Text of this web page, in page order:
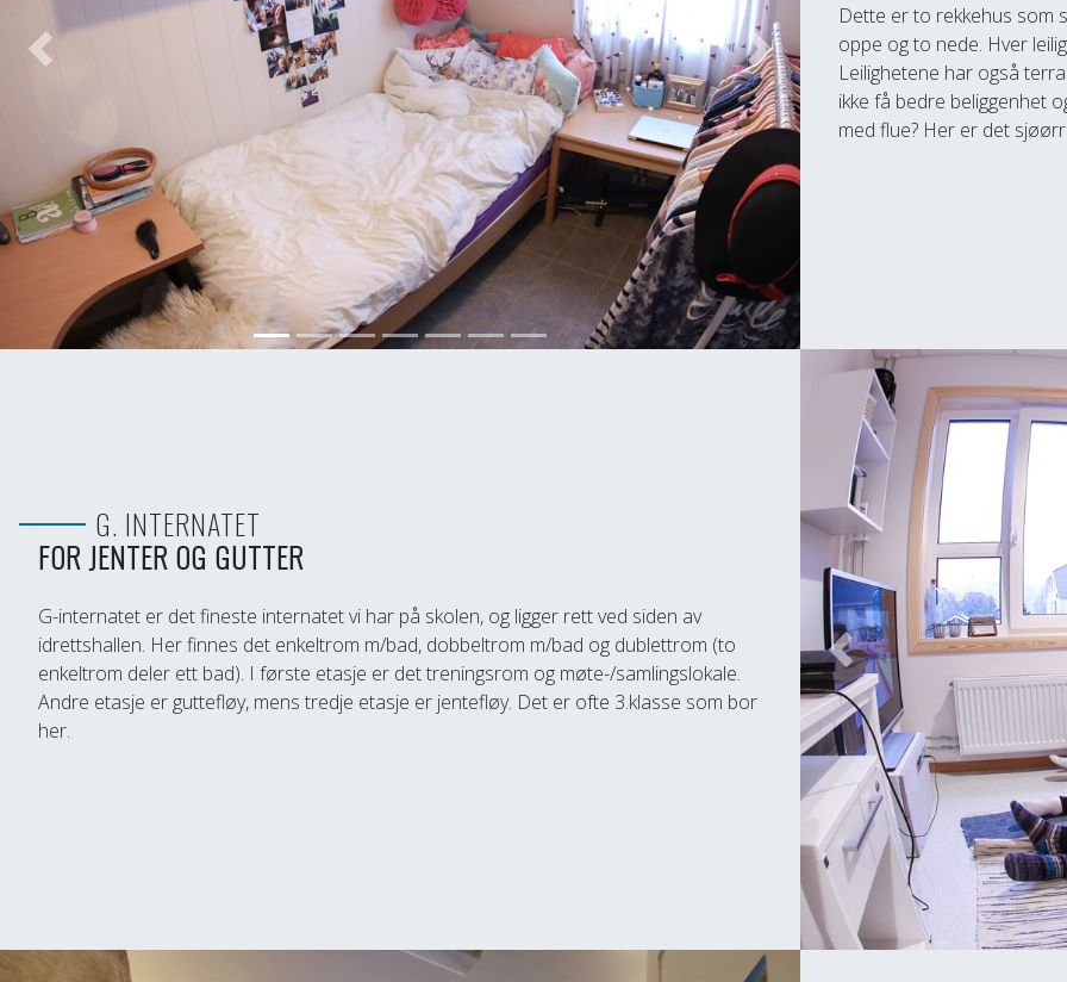
Previous Next
Dette er to rekkehus som
oppe og to nede. Hver
Leilighetene har også
ikke få bedre beliggenhet
med flue? Her er det
G. INTERNATET
FOR JENTER OG GUTTER
G-internatet er det fineste internatet vi har på skolen, og ligger rett ved siden av
idrettshallen. Her finnes det enkeltrom m/bad, dobbeltrom m/bad og dublettrom (to
enkeltrom deler ett bad). I første etasje er det treningsrom og møte-/samlingslokale.
Andre etasje er guttefløy, mens tredje etasje er jentefløy. Det er ofte 3.klasse som bor
her.
Previous